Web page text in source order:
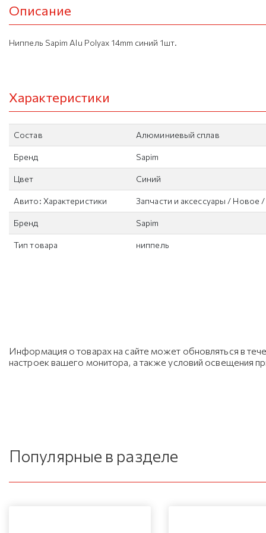
Описание
Ниппель Sapim Alu Polyax 14mm синий 1шт.
Характеристики
Состав Алюминиевый сплав
Бренд Sapim
Цвет Синий
Авито: Характеристики Запчасти и аксессуары / Новое
Бренд Sapim
Тип товара ниппель
Информация о товарах на сайте может обновляться в
настроек вашего монитора, а также условий освещения
Популярные в разделе